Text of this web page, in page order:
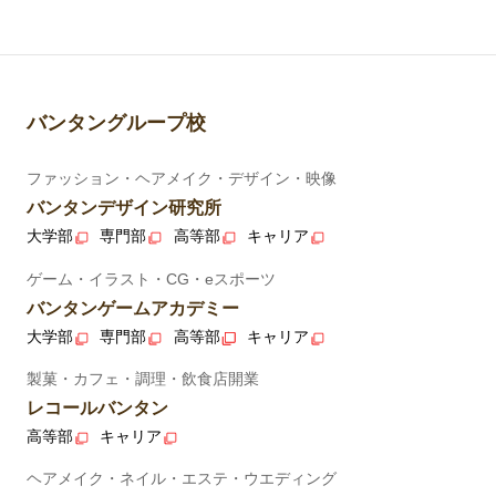
バンタングループ校
ファッション・ヘアメイク・デザイン・映像
バンタンデザイン研究所
大学部 専門部 高等部 キャリア
ゲーム・イラスト・CG・eスポーツ
バンタンゲームアカデミー
大学部 専門部 高等部 キャリア
製菓・カフェ・調理・飲食店開業
レコールバンタン
高等部 キャリア
ヘアメイク・ネイル・エステ・ウエディング